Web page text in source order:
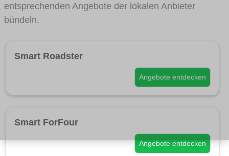
entsprechenden Angebote der lokalen Anbieter
bündeln.
Smart Roadster
Angebote entdecken
Smart ForFour
Angebote entdecken